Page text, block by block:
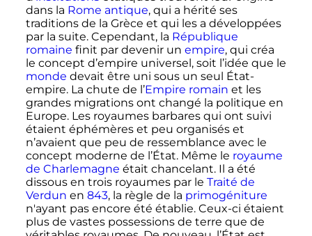
dans la Rome antique, qui a hérité ses
traditions de la Grèce et qui les a développées
par la suite. Cependant, la République
romaine finit par devenir un empire, qui créa
le concept d’empire universel, soit l’idée que le
monde devait être uni sous un seul État-
empire. La chute de l’Empire romain et les
grandes migrations ont changé la politique en
Europe. Les royaumes barbares qui ont suivi
étaient éphémères et peu organisés et
n’avaient que peu de ressemblance avec le
concept moderne de l’État. Même le royaume
de Charlemagne était chancelant. Il a été
dissous en trois royaumes par le Traité de
Verdun en 843, la règle de la primogéniture
n'ayant pas encore été établie. Ceux-ci étaient
plus de vastes possessions de terre que de